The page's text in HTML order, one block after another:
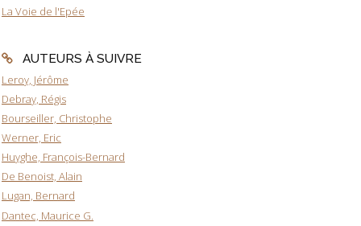
La Voie de l'Epée
AUTEURS À SUIVRE
Leroy, Jérôme
Debray, Régis
Bourseiller, Christophe
Werner, Eric
Huyghe, François-Bernard
De Benoist, Alain
Lugan, Bernard
Dantec, Maurice G.